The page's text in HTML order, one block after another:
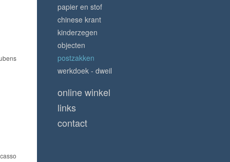
papier en stof
chinese krant
kinderzegen
objecten
postzakken
werkdoek - dweil
online winkel
links
contact